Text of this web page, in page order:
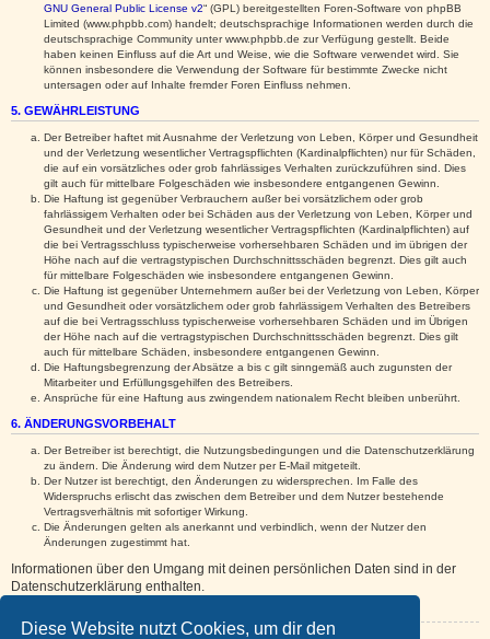
Diese Website nutzt Cookies, um dir den
GNU General Public License v2“ (GPL) bereitgestellten Foren-Software von phpBB
Limited (www.phpbb.com) handelt; deutschsprachige Informationen werden durch die
deutschsprachige Community unter www.phpbb.de zur Verfügung gestellt. Beide
haben keinen Einfluss auf die Art und Weise, wie die Software verwendet wird. Sie
können insbesondere die Verwendung der Software für bestimmte Zwecke nicht
untersagen oder auf Inhalte fremder Foren Einfluss nehmen.
5. GEWÄHRLEISTUNG
Der Betreiber haftet mit Ausnahme der Verletzung von Leben, Körper und Gesundheit
und der Verletzung wesentlicher Vertragspflichten (Kardinalpflichten) nur für Schäden,
die auf ein vorsätzliches oder grob fahrlässiges Verhalten zurückzuführen sind. Dies
gilt auch für mittelbare Folgeschäden wie insbesondere entgangenen Gewinn.
Die Haftung ist gegenüber Verbrauchern außer bei vorsätzlichem oder grob
fahrlässigem Verhalten oder bei Schäden aus der Verletzung von Leben, Körper und
Gesundheit und der Verletzung wesentlicher Vertragspflichten (Kardinalpflichten) auf
die bei Vertragsschluss typischerweise vorhersehbaren Schäden und im übrigen der
Höhe nach auf die vertragstypischen Durchschnittsschäden begrenzt. Dies gilt auch
für mittelbare Folgeschäden wie insbesondere entgangenen Gewinn.
Die Haftung ist gegenüber Unternehmern außer bei der Verletzung von Leben, Körper
und Gesundheit oder vorsätzlichem oder grob fahrlässigem Verhalten des Betreibers
auf die bei Vertragsschluss typischerweise vorhersehbaren Schäden und im Übrigen
der Höhe nach auf die vertragstypischen Durchschnittsschäden begrenzt. Dies gilt
auch für mittelbare Schäden, insbesondere entgangenen Gewinn.
Die Haftungsbegrenzung der Absätze a bis c gilt sinngemäß auch zugunsten der
Mitarbeiter und Erfüllungsgehilfen des Betreibers.
Ansprüche für eine Haftung aus zwingendem nationalem Recht bleiben unberührt.
6. ÄNDERUNGSVORBEHALT
Der Betreiber ist berechtigt, die Nutzungsbedingungen und die Datenschutzerklärung
zu ändern. Die Änderung wird dem Nutzer per E-Mail mitgeteilt.
Der Nutzer ist berechtigt, den Änderungen zu widersprechen. Im Falle des
Widerspruchs erlischt das zwischen dem Betreiber und dem Nutzer bestehende
Vertragsverhältnis mit sofortiger Wirkung.
Die Änderungen gelten als anerkannt und verbindlich, wenn der Nutzer den
Änderungen zugestimmt hat.
Informationen über den Umgang mit deinen persönlichen Daten sind in der
Datenschutzerklärung enthalten.